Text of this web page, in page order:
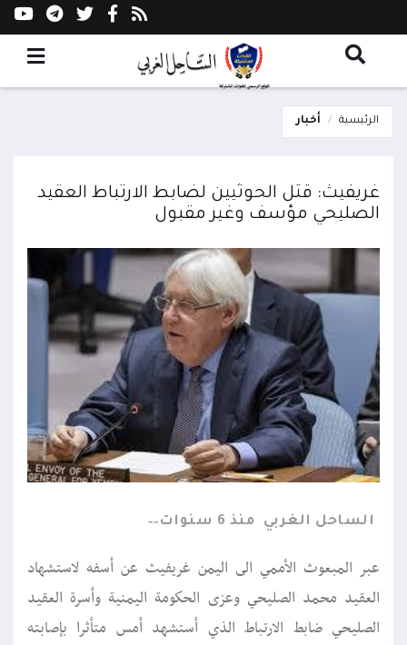
الرئيسية أخبار
غريفيث: قتل الحوثيين لضابط الارتباط العقيد
الصليحي مؤسف وغير مقبول
الساحل الغربي منذ 6 سنوات
عبر المبعوث الأممي الى اليمن غريفيث عن أسفه لاستشهاد
العقيد محمد الصليحي وعزى الحكومة اليمنية وأسرة العقيد
الصليحي ضابط الارتباط الذي أستشهد أمس متأثرا بإصابته